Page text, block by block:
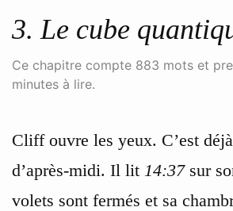
3. Le cube
Ce chapitre compte 883 mots et
minutes à lire.
Cliff ouvre les yeux. C’est
d’après-midi. Il lit 14:37sur
volets sont fermés et sa